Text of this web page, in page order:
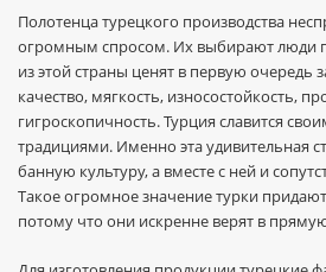
Полотенца турецкого производства
огромным спросом. Их выбирают люди
из этой страны ценят в первую очередь
качество, мягкость, износостойкость,
гигроскопичность. Турция славится
традициями. Именно эта удивительная
банную культуру, а вместе с ней и
Такое огромное значение турки
потому что они искренне верят в